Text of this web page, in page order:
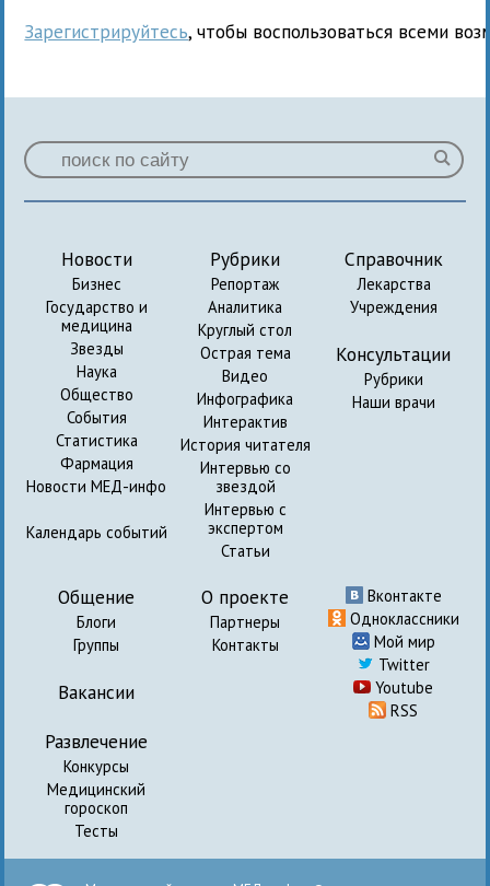
Зарегистрируйтесь, чтобы воспользоваться всеми
Новости
Бизнес
Государство и
медицина
Звезды
Наука
Общество
События
Статистика
Фармация
Новости МЕД-инфо
Календарь событий
Рубрики
Репортаж
Аналитика
Круглый стол
Острая тема
Видео
Инфографика
Интерактив
История читателя
Интервью со
звездой
Интервью с
экспертом
Статьи
Справочник
Лекарства
Учреждения
Консультации
Рубрики
Наши врачи
Общение
Блоги
Группы
Вакансии
Развлечение
Конкурсы
Медицинский
гороскоп
Тесты
О проекте
Партнеры
Контакты
Вконтакте
Одноклассники
Мой мир
Twitter
Youtube
RSS